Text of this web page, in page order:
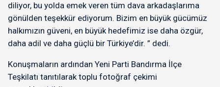
diliyor, bu yolda emek veren tüm dava arkadaşlarıma
gönülden teşekkür ediyorum. Bizim en büyük gücümüz
halkımızın güveni, en büyük hedefimiz ise daha özgür,
daha adil ve daha güçlü bir Türkiye’dir. ” dedi.
Konuşmaların ardından Yeni Parti Bandırma İlçe
Teşkilatı tanıtılarak toplu fotoğraf çekimi